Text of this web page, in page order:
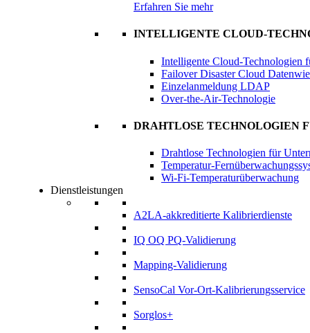
Erfahren Sie mehr
INTELLIGENTE CLOUD-
Intelligente Cloud-Technologien
Failover Disaster Cloud
Einzelanmeldung LDAP
Over-the-Air-Technologie
DRAHTLOSE TECHNOLOGIEN
Drahtlose Technologien für
Temperatur-
Wi-Fi-Temperaturüberwachung
Dienstleistungen
A2LA-akkreditierte Kalibrierdienste
IQ OQ PQ-Validierung
Mapping-Validierung
SensoCal Vor-Ort-Kalibrierungsservice
Sorglos+